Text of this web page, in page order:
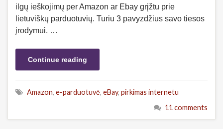
ilgų ieškojimų per Amazon ar Ebay grįžtu prie
lietuviškų parduotuvių. Turiu 3 pavyzdžius savo tiesos
įrodymui. …
Continue reading
Amazon, e-parduotuvė, eBay, pirkimas internetu
11 comments